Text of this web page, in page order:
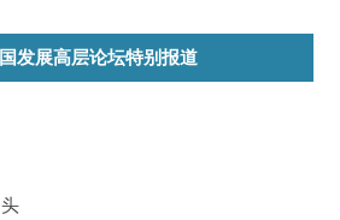
发展高层论坛特别报道